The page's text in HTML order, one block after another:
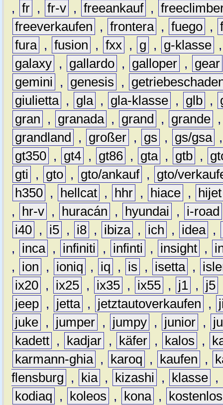
, fr , fr-v , freeankauf ,
freeverkaufen
, frontera , fuego ,
fura , fusion , fxx , g , g-klasse
galaxy , gallardo , galloper ,
gear
gemini
, genesis ,
giulietta , gla , gla-klasse , glb ,
gran
, granada , grand , grande
grandland
, großer , gs , gs/gsa
gt350 , gt4 , gt86 , gta , gtb ,
gti
, gto , gto/ankauf ,
gto/
h350 , hellcat , hhr , hiace ,
hijet
,
hr-v , huracán , hyundai ,
i-road
i40 , i5 , i8 , ibiza , ich , idea ,
,
inca , infiniti , infinti , insight ,
,
ion , ioniq , iq , is , isetta ,
ix20 , ix25 , ix35 , ix55 , j1 , j5
jeep , jetta , jetztautoverkaufen ,
juke , jumper , jumpy , junior ,
kadett , kadjar , käfer , kalos ,
karmann-ghia , karoq , kaufen ,
flensburg
, kia , kizashi , klasse ,
kodiaq
, koleos , kona ,
kostenlos